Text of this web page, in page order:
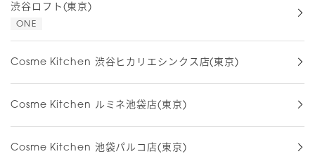
渋谷ロフト(東京)
ONE
Cosme Kitchen 渋谷ヒカリエシンクス店(東京)
Cosme Kitchen ルミネ池袋店(東京)
Cosme Kitchen 池袋パルコ店(東京)